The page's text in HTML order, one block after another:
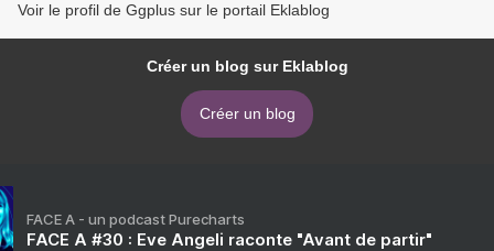
Voir le profil de Ggplus sur le portail Eklablog
Créer un blog sur Eklablog
Créer un blog
FACE A - un podcast Purecharts
FACE A #30 : Eve Angeli raconte "Avant de partir"